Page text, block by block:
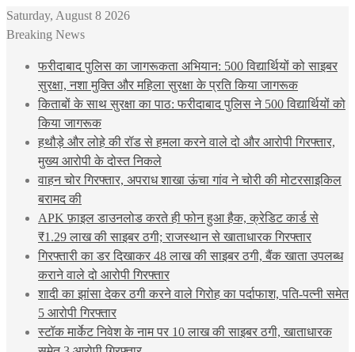
Saturday, August 8 2026
Breaking News
फरीदाबाद पुलिस का जागरूकता अभियान: 500 विद्यार्थियों को साइबर
सुरक्षा, नशा मुक्ति और महिला सुरक्षा के प्रति किया जागरूक
किताबों के साथ सुरक्षा का पाठ: फरीदाबाद पुलिस ने 500 विद्यार्थियों को
किया जागरूक
हथौड़े और लोहे की रॉड से हमला करने वाले दो और आरोपी गिरफ्तार,
मुख्य आरोपी के दोस्त निकले
वाहन चोर गिरफ्तार, अपराध शाखा ऊंचा गांव ने चोरी की मोटरसाइकिल
बरामद की
APK फ़ाइल डाउनलोड करते ही फोन हुआ हैक, क्रेडिट कार्ड से
₹1.29 लाख की साइबर ठगी; राजस्थान से खाताधारक गिरफ्तार
गिरफ्तारी का डर दिखाकर 48 लाख की साइबर ठगी, बैंक खाता उपलब्ध
कराने वाले दो आरोपी गिरफ्तार
शादी का झांसा देकर ठगी करने वाले गिरोह का पर्दाफाश, पति-पत्नी समेत
5 आरोपी गिरफ्तार
स्टॉक मार्केट निवेश के नाम पर 10 लाख की साइबर ठगी, खाताधारक